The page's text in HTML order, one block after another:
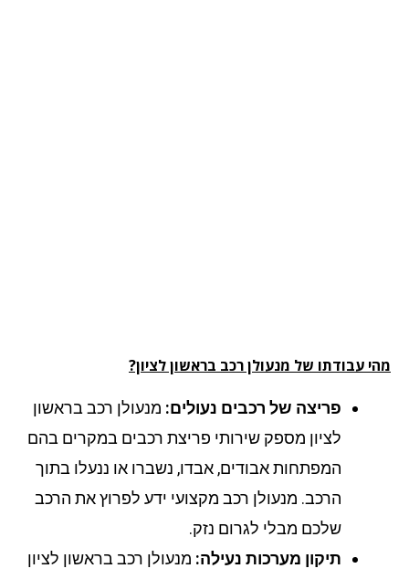
עבודתו של מנעולן רכב בראשון לציון?
פריצה של רכבים נעולים:מנעולן רכב בראשון
לציון מספק שירותי פריצת רכבים במקרים בהם
המפתחות אבודים, אבדו, נשברו או ננעלו בתוך
הרכב. מנעולן רכב מקצועי ידע לפרוץ את הרכב
שלכם מבלי לגרום נזק.
תיקון מערכות נעילה:מנעולן רכב בראשון לציון